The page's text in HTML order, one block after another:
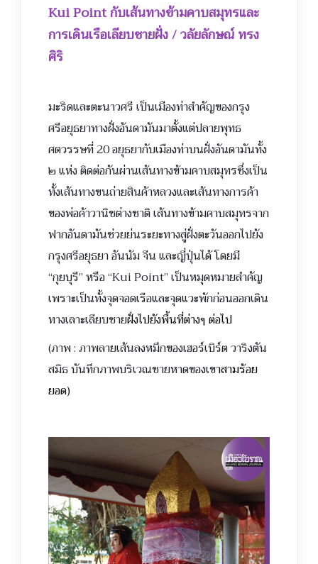
Kui Point กับเส้นทางข้ามคาบสมุทรและ
การเดินเรือเลียบชายฝั่ง / วลัยลักษณ์ ทรง
ศิริ
มะริดและตะนาวศรี เป็นเมืองท่าสำคัญของกรุง
ศรีอยุธยาทางฝั่งอันดามันมาตั้งแต่ปลายพุทธ
ศตวรรษที่ 20 อยุธยากับเมืองท่าบนฝั่งอันดามันทั้ง
๒ แห่ง ติดต่อกันผ่านเส้นทางข้ามคาบสมุทรซึ่งเป็น
ทั้งเส้นทางขนถ่ายสินค้าหลวงและเส้นทางการค้า
ของพ่อค้าวานิชต่างชาติ เส้นทางข้ามคาบสมุทรจาก
ฟากอันดามันช่วยย่นระยะทางสู่ฝั่งตะวันออกไปยัง
กรุงศรีอยุธยา อันนัม จีน และญี่ปุ่นได้ โดยมี
“กุยบุรี” หรือ “Kui Point” เป็นหมุดหมายสำคัญ
เพราะเป็นทั้งจุดจอดเรือและจุดแวะพักก่อนออกเดิน
ทางเลาะเลียบชายฝั่งไปยังพื้นที่ต่างๆ ต่อไป
(ภาพ : ภาพลายเส้นลงหมึกของเฮอร์เบิร์ต วาริงตัน
สมิธ บันทึกภาพบริเวณชายหาดของเขาสามร้อย
ยอด)